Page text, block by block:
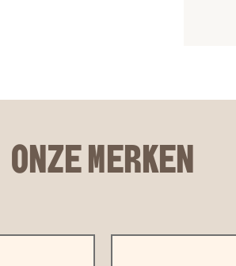
ONZE MERKEN